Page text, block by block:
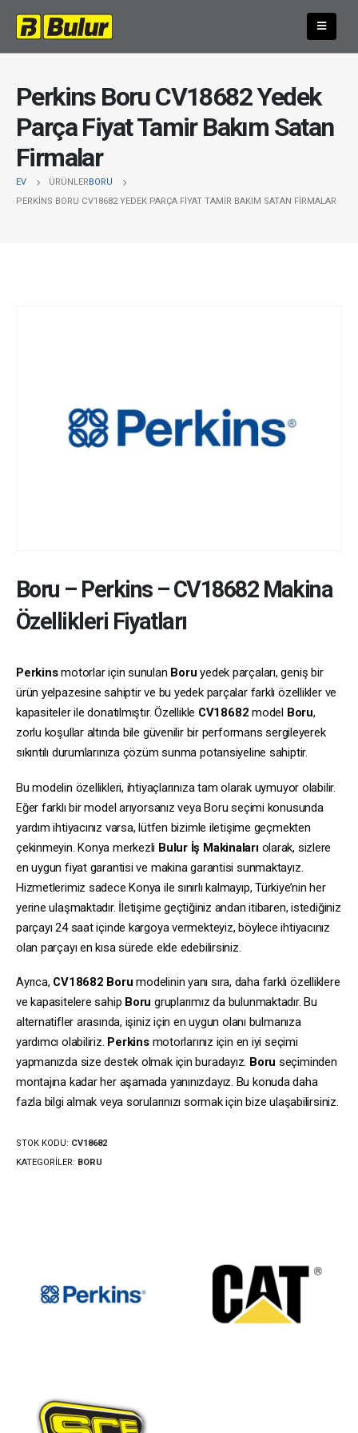
Perkins Boru CV18682 Yedek
Parça Fiyat Tamir Bakım Satan
Firmalar
EV ÜRÜNLERBORU
PERKINS BORU CV18682 YEDEK PARÇA FIYAT TAMIR BAKIM SATAN FIRMALAR
Boru – Perkins–CV18682Makina
Özellikleri Fiyatları
Perkinsmotorlar için sunulan Boru yedek parçaları, geniş bir
ürün yelpazesine sahiptir ve bu yedek parçalar farklı özellikler ve
kapasiteler ile donatılmıştır. Özellikle CV18682 model Boru,
zorlu koşullar altında bile güvenilir bir performans sergileyerek
sıkıntılı durumlarınıza çözüm sunma potansiyeline sahiptir.
Bu modelin özellikleri, ihtiyaçlarınıza tam olarak uymuyor olabilir.
Eğer farklı bir model arıyorsanız veya Boru seçimi konusunda
yardım ihtiyacınız varsa, lütfen bizimle iletişime geçmekten
çekinmeyin. Konya merkezli Bulur İş Makinalarıolarak, sizlere
en uygun fiyat garantisi ve makina garantisi sunmaktayız.
Hizmetlerimiz sadece Konya ile sınırlı kalmayıp, Türkiye’nin her
yerine ulaşmaktadır. İletişime geçtiğiniz andan itibaren, istediğiniz
parçayı 24 saat içinde kargoya vermekteyiz, böylece ihtiyacınız
olan parçayı en kısa sürede elde edebilirsiniz.
Ayrıca, CV18682 Boru modelinin yanı sıra, daha farklı özelliklere
ve kapasitelere sahip Boru gruplarımız da bulunmaktadır. Bu
alternatifler arasında, işiniz için en uygun olanı bulmanıza
yardımcı olabiliriz. Perkinsmotorlarınız için en iyi seçimi
yapmanızda size destek olmak için buradayız. Boru seçiminden
montajına kadar her aşamada yanınızdayız. Bu konuda daha
fazla bilgi almak veya sorularınızı sormak için bize ulaşabilirsiniz.
STOK KODU: CV18682
KATEGORILER: BORU